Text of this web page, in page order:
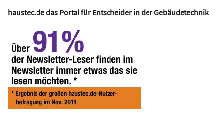
haustec.de das Portal für Entscheider in der Gebäudetechnik